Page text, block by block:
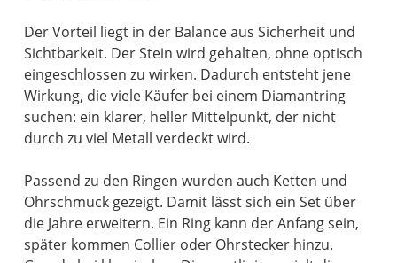
Der Vorteil liegt in der Balance aus Sicherheit und
Sichtbarkeit. Der Stein wird gehalten, ohne optisch
eingeschlossen zu wirken. Dadurch entsteht jene
Wirkung, die viele Käufer bei einem Diamantring
suchen: ein klarer, heller Mittelpunkt, der nicht
durch zu viel Metall verdeckt wird.
Passend zu den Ringen wurden auch Ketten und
Ohrschmuck gezeigt. Damit lässt sich ein Set über
die Jahre erweitern. Ein Ring kann der Anfang sein,
später kommen Collier oder Ohrstecker hinzu.